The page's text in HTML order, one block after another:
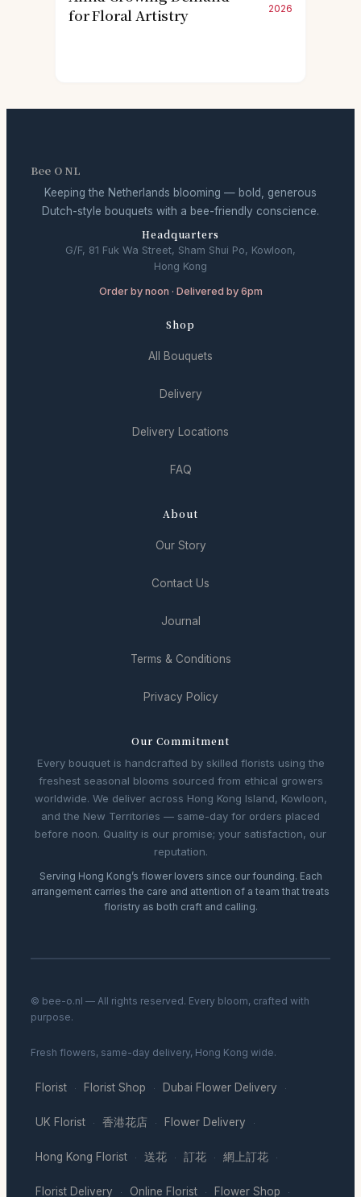
for Floral Artistry
2026
Bee O NL
Keeping the Netherlands blooming — bold, generous
Dutch-style bouquets with a bee-friendly conscience.
Headquarters
G/F, 81 Fuk Wa Street, Sham Shui Po, Kowloon,
Hong Kong
Order by noon · Delivered by 6pm
Shop
All Bouquets
Delivery
Delivery Locations
FAQ
About
Our Story
Contact Us
Journal
Terms & Conditions
Privacy Policy
Our Commitment
Every bouquet is handcrafted by skilled florists using the
freshest seasonal blooms sourced from ethical growers
worldwide. We deliver across Hong Kong Island, Kowloon,
and the New Territories — same-day for orders placed
before noon. Quality is our promise; your satisfaction, our
reputation.
Serving Hong Kong’s flower lovers since our founding. Each
arrangement carries the care and attention of a team that treats
floristry as both craft and calling.
© bee-o.nl — All rights reserved. Every bloom, crafted with
purpose.
Fresh flowers, same-day delivery, Hong Kong wide.
Florist · Florist Shop · Dubai Flower Delivery ·
UK Florist · 香港花店 · Flower Delivery ·
Hong Kong Florist · 送花 · 訂花 · 網上訂花 ·
Florist Delivery · Online Florist · Flower Shop ·